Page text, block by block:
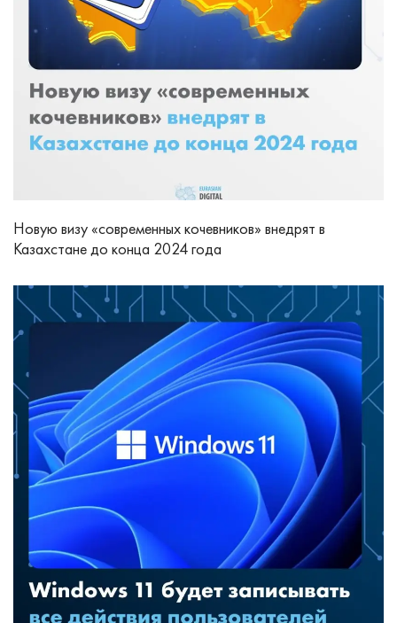
Новую визу «современных кочевников» внедрят в
Казахстане до конца 2024 года